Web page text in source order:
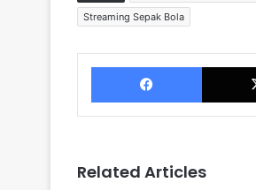
Streaming Sepak Bola
Facebook
Related Articles